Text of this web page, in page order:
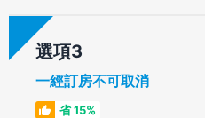
選項
一經訂房不可取消
省 15%